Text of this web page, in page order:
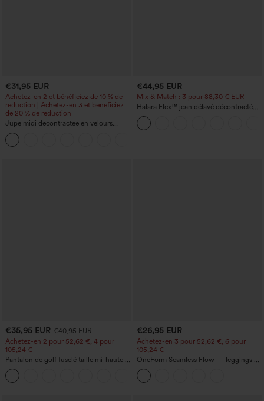
€31,95 EUR
Achetez-en 2 et bénéficiez de 10 % de
réduction | Achetez-en 3 et bénéficiez
de 20 % de réduction
Jupe midi décontractée en velours
côtelé, taille mi-haute, poches avant
latérales à rabat
€44,95 EUR
Mix & Match : 3 pour 88,30 € EUR
Halara Flex™ jean délavé décontracté
taille haute à poches, coupe baggy à
jambe large
€35,95 EUR €40,95 EUR
Achetez-en 2 pour 52,62 €, 4 pour
105,24 €
Pantalon de golf fuselé taille mi-haute à
cordon, ourlet incurvé, séchage rapide,
avec poches — UPF40+
€26,95 EUR
Achetez-en 3 pour 52,62 €, 6 pour
105,24 €
OneForm Seamless Flow — leggings de
yoga sans coutures, taille mi-haute, effet
gainant pour le ventre et liftant pour les
fesses